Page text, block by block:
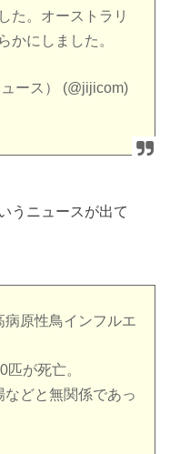
た。オーストラリ
かにしました。
ース） (@jijicom)
うニュースが出て
原性鳥インフルエ
が死亡。
どと無関係であっ